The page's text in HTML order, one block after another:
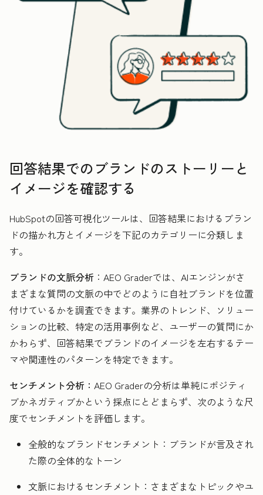
回答結果でのブランドのストーリーと
イメージを確認する
HubSpotの回答可視化ツールは、回答結果におけるブラン
ドの描かれ方とイメージを下記のカテゴリーに分類しま
す。
ブランドの文脈分析 ：AEO Graderでは、AIエンジンがさ
まざまな質問の文脈の中でどのように自社ブランドを位置
付けているかを調査できます。業界のトレンド、ソリュー
ションの比較、特定の活用事例など、ユーザーの質問にか
かわらず、回答結果でブランドのイメージを左右するテー
マや関連性のパターンを特定できます。
センチメント分析： AEO Graderの分析は単純にポジティ
ブかネガティブかという採点にとどまらず、次のような尺
度でセンチメントを評価します。
全般的なブランドセンチメント：ブランドが言及され
た際の全体的なトーン
文脈におけるセンチメント：さまざまなトピックやユ